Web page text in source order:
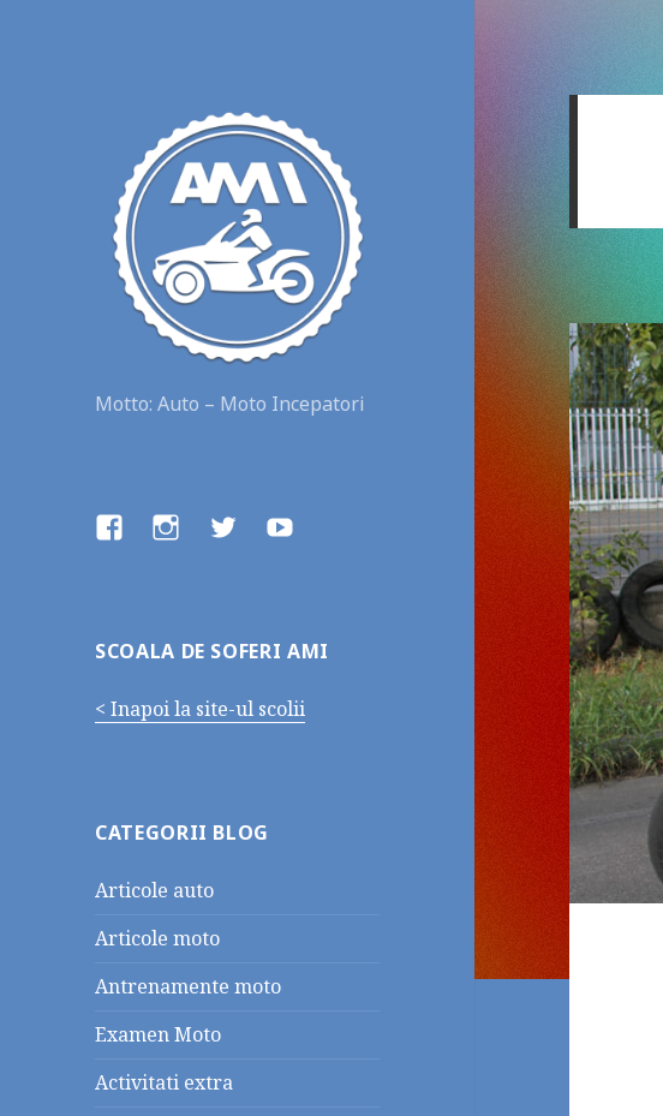
Motto: Auto – Moto Incepatori
facebookinstagramtwitteryoutube
SCOALA DE SOFERI AMI
< Inapoi la site-ul scolii
CATEGORII BLOG
Articole auto
Articole moto
Antrenamente moto
Examen Moto
Activitati extra